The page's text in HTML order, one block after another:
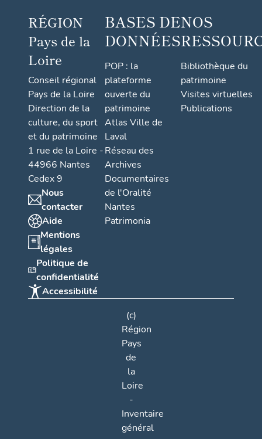
RÉGION
Pays de la
Loire
Conseil régional
Pays de la Loire
Direction de la
culture, du sport
et du patrimoine
1 rue de la Loire -
44966 Nantes
Cedex 9
Nous
contacter
Aide
Mentions
légales
Politique de
confidentialité
Accessibilité
BASES DE
DONNÉES
POP : la
plateforme
ouverte du
patrimoine
Atlas Ville de
Laval
Réseau des
Archives
Documentaires
de l'Oralité
Nantes
Patrimonia
NOS
Bibliothèque du
patrimoine
Visites virtuelles
Publications
(c)
Région
Pays
de
la
Loire
-
Inventaire
général